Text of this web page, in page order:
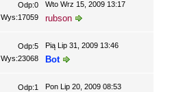
Odp:0
Wys:17059
Wto Wrz 15, 2009 13:17
rubson
Odp:5
Wys:23068
Pią Lip 31, 2009 13:46
Bot
Odp:1
Pon Lip 20, 2009 08:53